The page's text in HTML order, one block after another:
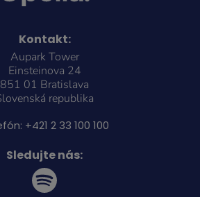
Kontakt:
Aupark Tower
Einsteinova 24
851 01 Bratislava
republika
+421 2 33 100 100
Sledujte nás: